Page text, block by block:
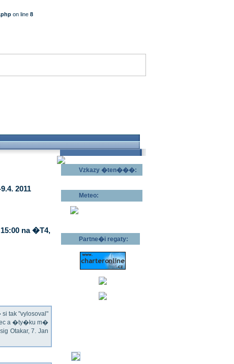
on line 8
2011
na �T4,
tak "vylosoval"
a �ty�ku m�
Otakar, 7. Jan
Vzkazy �ten���:
Meteo:
Partne�i regaty: